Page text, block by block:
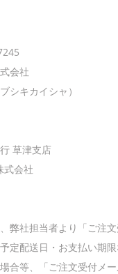
会社
シキカイシャ）
草津支店
式会社
弊社担当者より「ご注
定配送日・お支払い期限
合等、「ご注文受付メ